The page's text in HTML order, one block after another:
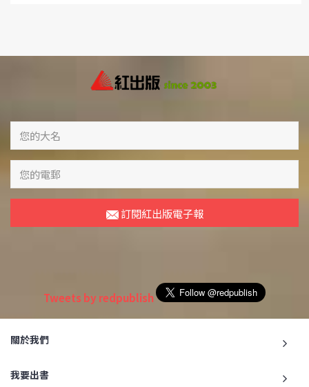
訂閱紅出版電子報
Tweets by redpublish
關於我們
我要出書